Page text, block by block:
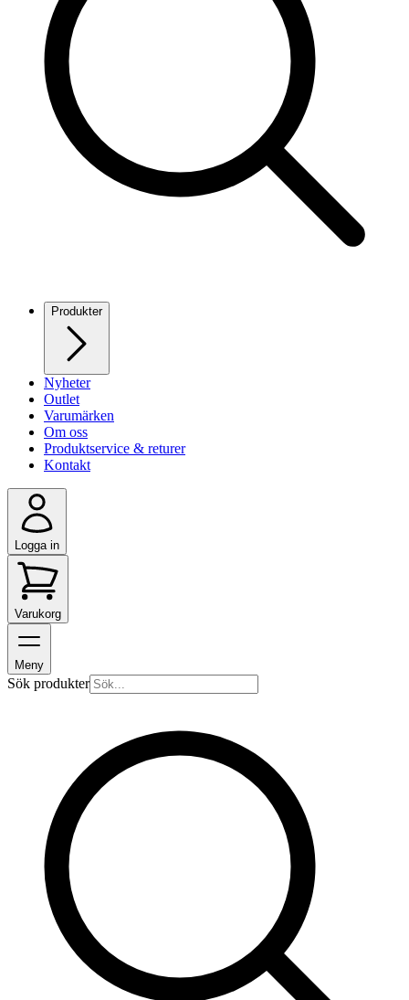
Produkter
Nyheter
Outlet
Varumärken
Om oss
Produktservice & returer
Kontakt
Logga in
Varukorg
Meny
Sök produkter